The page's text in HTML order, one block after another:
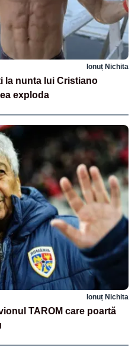
Ionuț Nichita
la nunta lui Cristiano
exploda
Ionuț Nichita
TAROM care poartă